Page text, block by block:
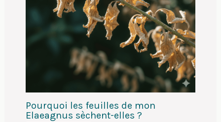
Pourquoi les feuilles de mon
Elaeagnus sèchent-elles ?